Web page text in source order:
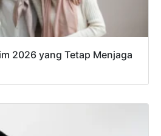
2026 yang Tetap Menjaga